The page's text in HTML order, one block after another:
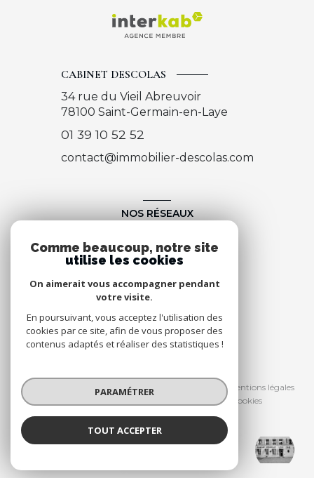
CABINET DESCOLAS
CABINET DESCOLAS
34 rue du Vieil Abreuvoir
78100 Saint-Germain-en-Laye
01 39 10 52 52
contact@immobilier-descolas.com
NOS RÉSEAUX
Nous suivre
Nos honoraires
Nos partenaires
Mentions légales
Cookies
Réalisé par :
Comme beaucoup, notre site
utilise les cookies
On aimerait vous accompagner pendant
votre visite.
En poursuivant, vous acceptez l'utilisation des
cookies par ce site, afin de vous proposer des
contenus adaptés et réaliser des statistiques !
PARAMÉTRER
TOUT ACCEPTER